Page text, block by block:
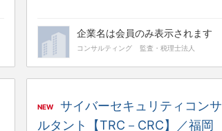
企業名は会員のみ表示されます
コンサルティング 監査・税理士法人
NEW
サイバーセキュリティコンサ
ルタント【TRC－CRC】／福岡